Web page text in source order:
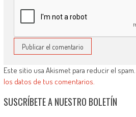
Este sitio usa Akismet para reducir el spam.
los datos de tus comentarios.
SUSCRÍBETE A NUESTRO BOLETÍN